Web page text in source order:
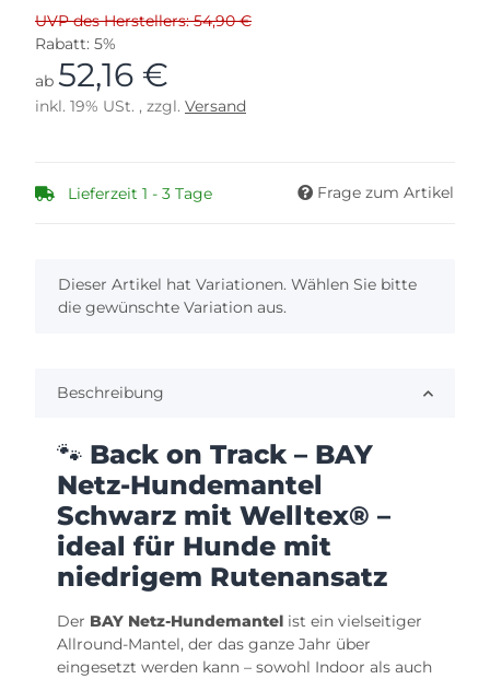
UVP des Herstellers: 54,90 €
Rabatt: 5%
ab 52,16 €
inkl. 19% USt. , zzgl. Versand
Lieferzeit 1 - 3 Tage Frage zum Artikel
x
Dieser Artikel hat Variationen. Wählen Sie bitte
die gewünschte Variation aus.
Beschreibung
🐾 Back on Track – BAY
Netz-Hundemantel
Schwarz mit Welltex® –
ideal für Hunde mit
niedrigem Rutenansatz
Der BAY Netz-Hundemantel ist ein vielseitiger
Allround-Mantel, der das ganze Jahr über
eingesetzt werden kann – sowohl Indoor als auch